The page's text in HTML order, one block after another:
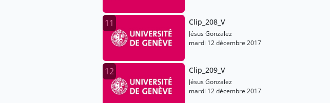
11 Clip_208_V
Jésus Gonzalez
mardi 12 décembre 2017
12 Clip_209_V
Jésus Gonzalez
mardi 12 décembre 2017